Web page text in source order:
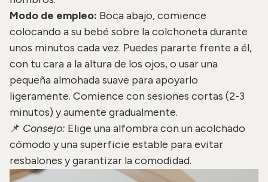
Modo de empleo: Boca abajo, comience
colocando a su bebé sobre la colchoneta durante
unos minutos cada vez. Puedes pararte frente a él,
con tu cara a la altura de los ojos, o usar una
pequeña almohada suave para apoyarlo
ligeramente. Comience con sesiones cortas (2-3
minutos) y aumente gradualmente.
📌 Consejo: Elige una alfombra con un acolchado
cómodo y una superficie estable para evitar
resbalones y garantizar la comodidad.